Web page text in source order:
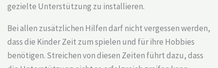
gezielte Unterstützung zu installieren.
Bei allen zusätzlichen Hilfen darf nicht vergessen werden,
dass die Kinder Zeit zum spielen und für ihre Hobbies
benötigen. Streichen von diesen Zeiten führt dazu, dass